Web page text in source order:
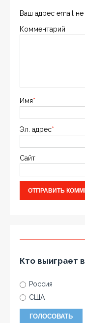
Ваш адрес email не
Комментарий
Имя*
Эл. адрес*
Сайт
Кто выиграет
Россия
США